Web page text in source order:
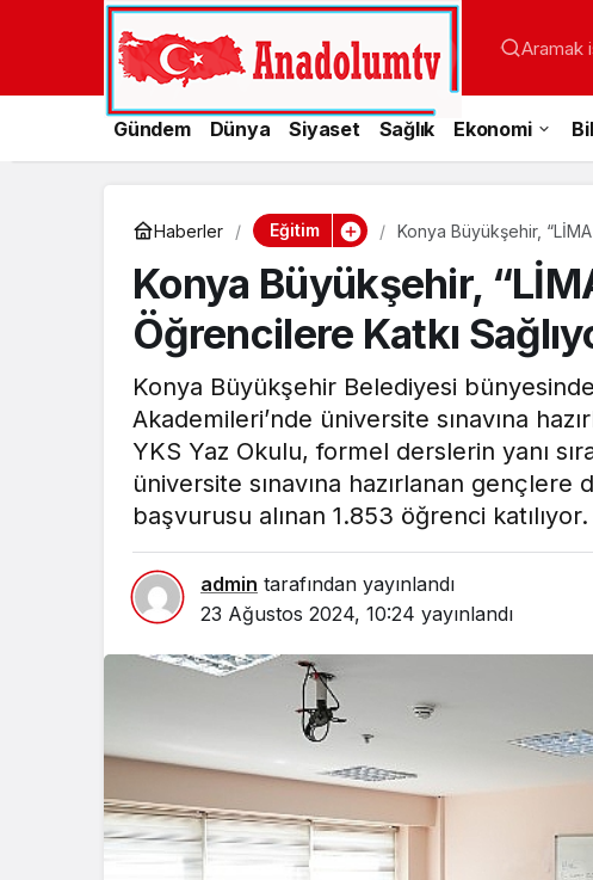
Aramak
Gündem Dünya Siyaset Sağlık Ekonomi
Haberler Eğitim Konya Büyükşehir,
Konya Büyükşehir,
Öğrencilere Katkı
Konya Büyükşehir Belediyesi
Akademileri’nde üniversite sınavına
YKS Yaz Okulu, formel derslerin yanı
üniversite sınavına hazırlanan gençlere
başvurusu alınan 1.853 öğrenci katılıyor.
admin tarafından yayınlandı
23 Ağustos 2024, 10:24 yayınlandı